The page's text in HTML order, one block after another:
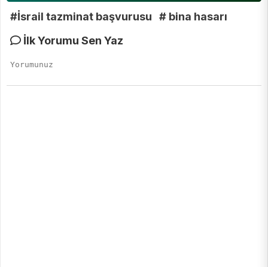
#İsrail tazminat başvurusu
# bina hasarı
İlk Yorumu Sen Yaz